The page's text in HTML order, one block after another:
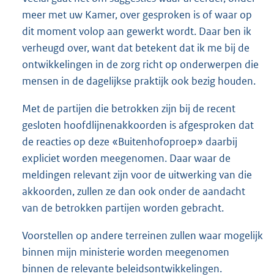
meer met uw Kamer, over gesproken is of waar op
dit moment volop aan gewerkt wordt. Daar ben ik
verheugd over, want dat betekent dat ik me bij de
ontwikkelingen in de zorg richt op onderwerpen die
mensen in de dagelijkse praktijk ook bezig houden.
Met de partijen die betrokken zijn bij de recent
gesloten hoofdlijnenakkoorden is afgesproken dat
de reacties op deze «Buitenhofoproep» daarbij
expliciet worden meegenomen. Daar waar de
meldingen relevant zijn voor de uitwerking van die
akkoorden, zullen ze dan ook onder de aandacht
van de betrokken partijen worden gebracht.
Voorstellen op andere terreinen zullen waar mogelijk
binnen mijn ministerie worden meegenomen
binnen de relevante beleidsontwikkelingen.